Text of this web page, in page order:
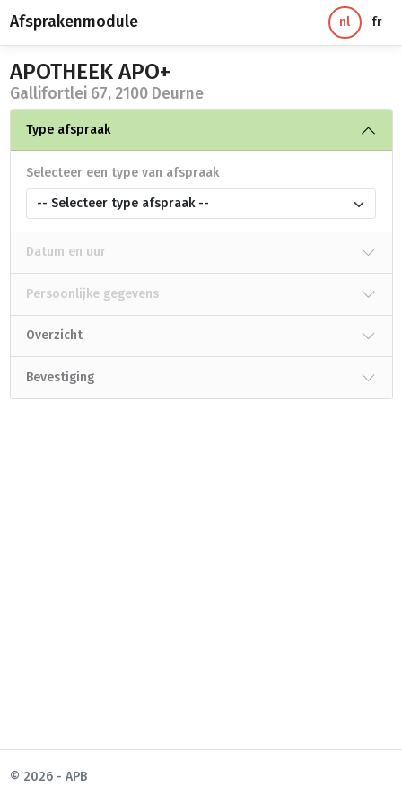
Afsprakenmodule nl fr
APOTHEEK APO+
Gallifortlei 67, 2100 Deurne
Type afspraak
Selecteer een type van afspraak
-- Selecteer type afspraak --
Datum en uur
Persoonlijke gegevens
Overzicht
Bevestiging
© 2026 - APB